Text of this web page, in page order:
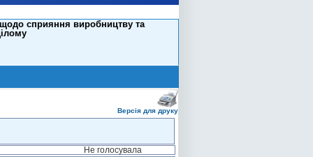
щодо сприяння виробництву та
Версія для друку
Не голосувала